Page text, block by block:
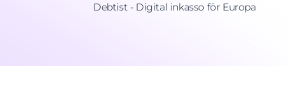
Debtist - Digital inkasso för Europa